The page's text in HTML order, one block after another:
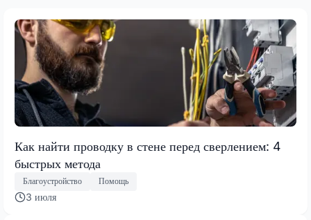
Как найти проводку в стене перед сверлением: 4
быстрых метода
Благоустройство Помощь
3 июля